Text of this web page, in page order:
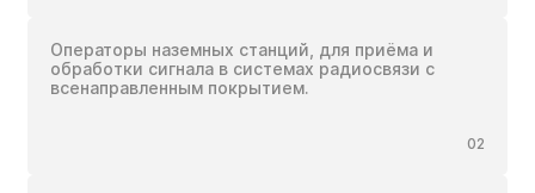
Операторы наземных станций, для приёма и
обработки сигнала в системах радиосвязи с
всенаправленным покрытием.
02